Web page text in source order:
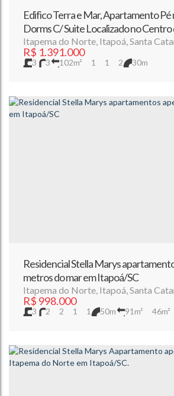
Edifico Terra e Mar, Apartamento Pé
Dorms C/ Suite Localizado no
R$ 1.391.000
Itapema do Norte, Itapoá,Santa
3 3 102m² 1 1 2 30m
Residencial Stella Marys
metros do mar em Itapoá/SC
R$ 998.000
Itapema do Norte, Itapoá,Santa
3 2 2 1 1 50m 91m² 46m²